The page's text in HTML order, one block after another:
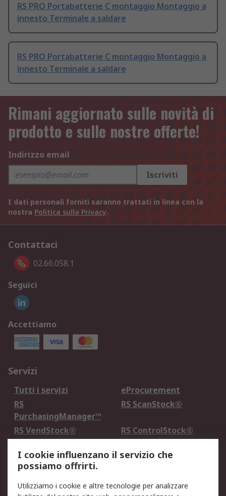
RS PRO Portabatterie C montaggio Montaggio a
innesto Terminale a saldare
RS PRO Portabatterie C montaggio Montaggio a
innesto Terminale a saldare
Rimani aggiornato sulle novità di
prodotto e sulle nostre offerte!
Indirizzo email
Iscriviti
I dati personali forniti saranno trattati in linea con la
nostra Politica sulla Privacy.
Contattaci
02.66.058.1
Seguici
Accettiamo
Servizi
Tutti i servizi
eProcurement
RS
PurchasingManager™
RS ScanStock®
RS VendStock®
RS ControlStock®
Legale
Informativa Cookie
Informativa Privacy -
I cookie influenzano il servizio che
possiamo offrirti.
Utilizziamo i cookie e altre tecnologie per analizzare